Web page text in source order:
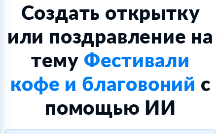
Создать открытку
или поздравление на
тему Фестивали
кофе и благовоний с
помощью ИИ